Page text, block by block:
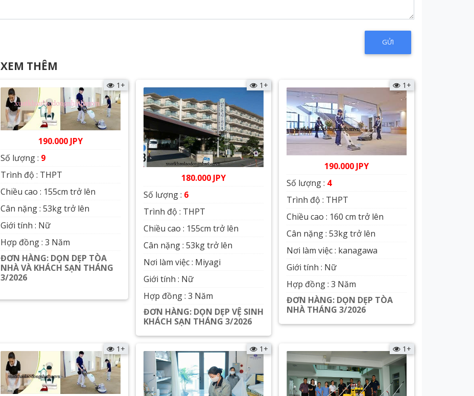
XEM THÊM
1+
190.000 JPY
Số lượng : 9
Trình độ : THPT
Chiều cao : 155cm trở lên
Cân nặng : 53kg trở lên
Giới tính : Nữ
Hợp đồng : 3 Năm
ĐƠN HÀNG: DỌN DẸP TÒA
NHÀ VÀ KHÁCH SẠN THÁNG
3/2026
Xem chi tiết
1+
180.000 JPY
Số lượng : 6
Trình độ : THPT
Chiều cao : 155cm trở lên
Cân nặng : 53kg trở lên
Nơi làm việc : Miyagi
Giới tính : Nữ
Hợp đồng : 3 Năm
ĐƠN HÀNG: DỌN DẸP VỆ SINH
KHÁCH SẠN THÁNG 3/2026
Xem chi tiết
1+
190.000 JPY
Số lượng : 4
Trình độ : THPT
Chiều cao : 160 cm trở lên
Cân nặng : 53kg trở lên
Nơi làm việc : kanagawa
Giới tính : Nữ
Hợp đồng : 3 Năm
ĐƠN HÀNG: DỌN DẸP TÒA
NHÀ THÁNG 3/2026
Xem chi tiết
1+ 1+ 1+